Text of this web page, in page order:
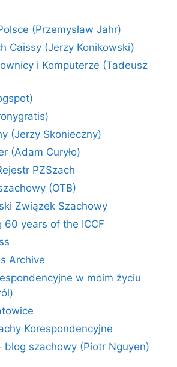
(Przemysław Jahr)
Caissy (Jerzy Konikowski)
i Komputerze (Tadeusz
(Jerzy Skonieczny)
(Adam Curyło)
PZSzach
(OTB)
Związek Szachowy
60 years of the ICCF
Archive
w moim życiu
Korespondencyjne
blog szachowy (Piotr Nguyen)